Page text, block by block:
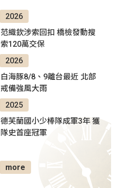
2026
范織欽涉索回扣 橋檢發動搜
索120萬交保
2026
白海豚8/8、9離台最近 北部
戒備強風大雨
2025
德芙蘭國小少棒隊成軍3年 獲
隊史首座冠軍
more